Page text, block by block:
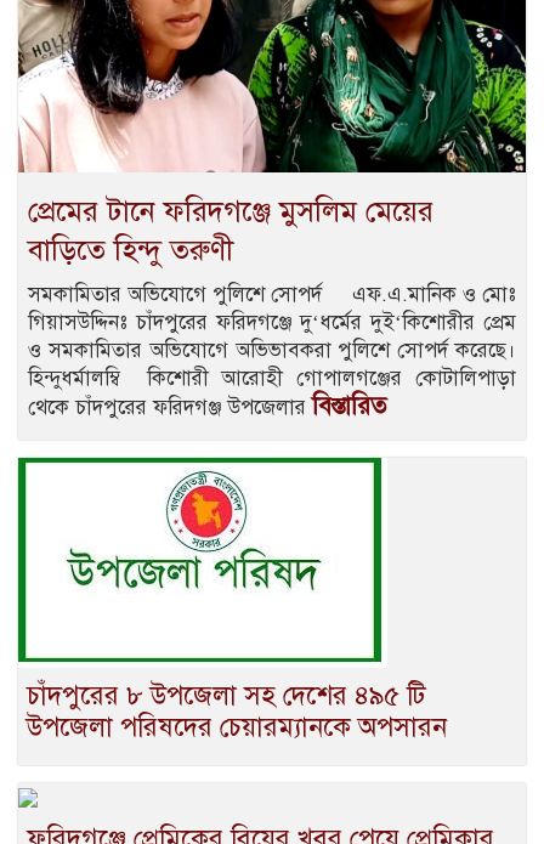
প্রেমের টানে ফরিদগঞ্জে মুসলিম মেয়ের
বাড়িতে হিন্দু তরুণী
সমকামিতার অভিযোগে পুলিশে সোপর্দ এফ.এ.মানিক ও মোঃ
গিয়াসউদ্দিনঃ চাঁদপুরের ফরিদগঞ্জে দু‘ধর্মের দুই‘কিশোরীর প্রেম
ও সমকামিতার অভিযোগে অভিভাবকরা পুলিশে সোপর্দ করেছে।
হিন্দুধর্মালম্বি কিশোরী আরোহী গোপালগঞ্জের কোটালিপাড়া
থেকে চাঁদপুরের ফরিদগঞ্জ উপজেলারবিস্তারিত
চাঁদপুরের ৮ উপজেলা সহ দেশের ৪৯৫ টি
উপজেলা পরিষদের চেয়ারম্যানকে অপসারন